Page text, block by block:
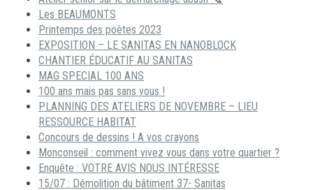
Les BEAUMONTS
Printemps des poètes 2023
EXPOSITION – LE SANITAS EN NANOBLOCK
CHANTIER ÉDUCATIF AU SANITAS
MAG SPECIAL 100 ANS
100 ans mais pas sans vous !
PLANNING DES ATELIERS DE NOVEMBRE – LIEU
RESSOURCE HABITAT
Concours de dessins ! A vos crayons
Monconseil : comment vivez vous dans votre quartier ?
Enquête : VOTRE AVIS NOUS INTÉRESSE
15/07 : Démolition du bâtiment 37- Sanitas